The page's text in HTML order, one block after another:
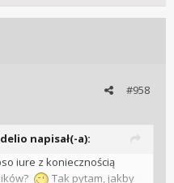
#958
napisał(-a):
iure z koniecznością
Tak pytam, jakby